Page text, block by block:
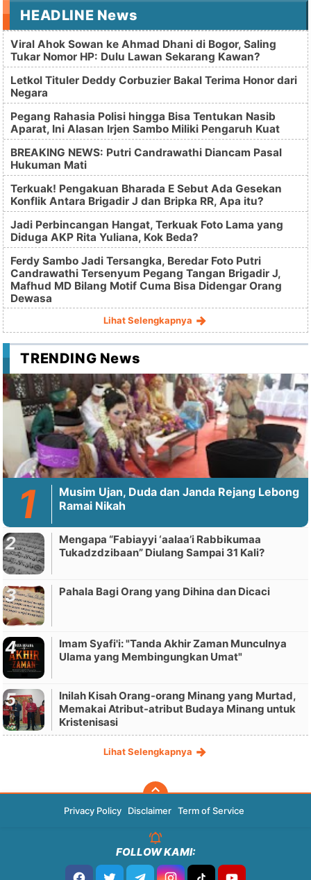
HEADLINE News
Viral Ahok Sowan ke Ahmad Dhani di Bogor, Saling
Tukar Nomor HP: Dulu Lawan Sekarang Kawan?
Letkol Tituler Deddy Corbuzier Bakal Terima Honor dari
Negara
Pegang Rahasia Polisi hingga Bisa Tentukan Nasib
Aparat, Ini Alasan Irjen Sambo Miliki Pengaruh Kuat
BREAKING NEWS: Putri Candrawathi Diancam Pasal
Hukuman Mati
Terkuak! Pengakuan Bharada E Sebut Ada Gesekan
Konflik Antara Brigadir J dan Bripka RR, Apa itu?
Jadi Perbincangan Hangat, Terkuak Foto Lama yang
Diduga AKP Rita Yuliana, Kok Beda?
Ferdy Sambo Jadi Tersangka, Beredar Foto Putri
Candrawathi Tersenyum Pegang Tangan Brigadir J,
Mafhud MD Bilang Motif Cuma Bisa Didengar Orang
Dewasa
Lihat Selengkapnya
TRENDING News
Musim Ujan, Duda dan Janda Rejang Lebong
Ramai Nikah
Mengapa “Fabiayyi ‘aalaa’i Rabbikumaa
Tukadzdzibaan” Diulang Sampai 31 Kali?
Pahala Bagi Orang yang Dihina dan Dicaci
Imam Syafi'i: "Tanda Akhir Zaman Munculnya
Ulama yang Membingungkan Umat"
Inilah Kisah Orang-orang Minang yang Murtad,
Memakai Atribut-atribut Budaya Minang untuk
Kristenisasi
Lihat Selengkapnya
Privacy Policy Disclaimer Term of Service
FOLLOW KAMI: